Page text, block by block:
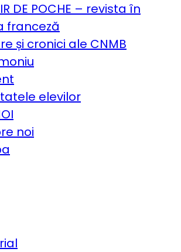
DE POCHE – revista în
franceză
și cronici ale CNMB
elevilor
noi